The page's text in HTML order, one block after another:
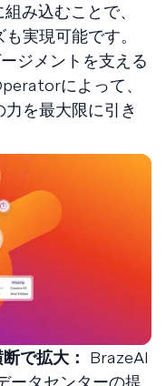
み込むことで、
実現可能です。
ジメントを支える
によって、
を最大限に引き
で拡大： BrazeAI